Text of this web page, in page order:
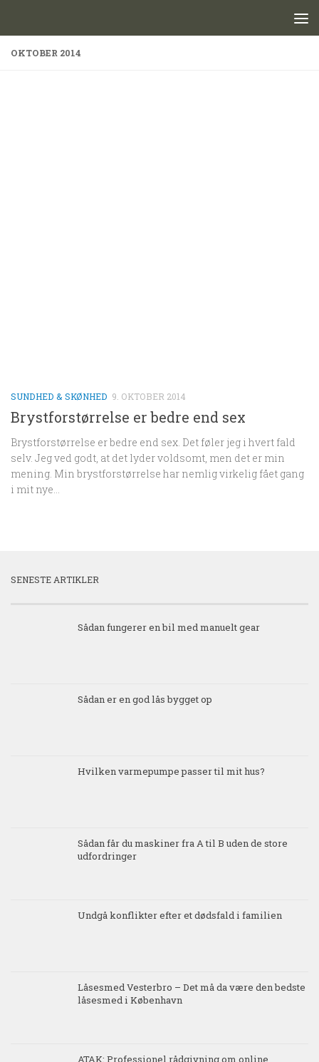
OKTOBER 2014
SUNDHED & SKØNHED 9. OKTOBER 2014
Brystforstørrelse er bedre end sex
Brystforstørrelse er bedre end sex. Det føler jeg i hvert fald
selv. Jeg ved godt, at det lyder voldsomt, men det er min
mening. Min brystforstørrelse har nemlig virkelig fået gang
i mit nye...
SENESTE ARTIKLER
Sådan fungerer en bil med manuelt gear
Sådan er en god lås bygget op
Hvilken varmepumpe passer til mit hus?
Sådan får du maskiner fra A til B uden de store
udfordringer
Undgå konflikter efter et dødsfald i familien
Låsesmed Vesterbro – Det må da være den bedste
låsesmed i København
ATAK: Professionel rådgivning om online